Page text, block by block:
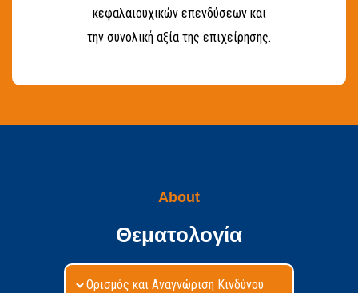
κεφαλαιουχικών επενδύσεων και
την συνολική αξία της επιχείρησης.
About
Θεματολογία
Ορισμός και Αναγνώριση Κινδύνου